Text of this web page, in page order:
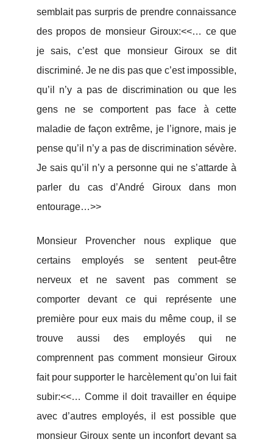
semblait pas surpris de prendre connaissance
des propos de monsieur Giroux:<<… ce que
je sais, c’est que monsieur Giroux se dit
discriminé. Je ne dis pas que c’est impossible,
qu’il n’y a pas de discrimination ou que les
gens ne se comportent pas face à cette
maladie de façon extrême, je l’ignore, mais je
pense qu’il n’y a pas de discrimination sévère.
Je sais qu’il n’y a personne qui ne s’attarde à
parler du cas d’André Giroux dans mon
entourage…>>
Monsieur Provencher nous explique que
certains employés se sentent peut-être
nerveux et ne savent pas comment se
comporter devant ce qui représente une
première pour eux mais du même coup, il se
trouve aussi des employés qui ne
comprennent pas comment monsieur Giroux
fait pour supporter le harcèlement qu’on lui fait
subir:<<… Comme il doit travailler en équipe
avec d’autres employés, il est possible que
monsieur Giroux sente un inconfort devant sa